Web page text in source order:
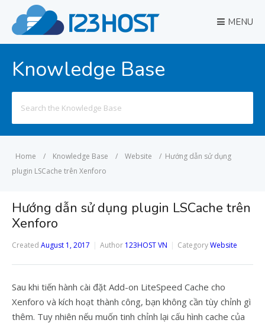
MENU
Knowledge Base
for:
Home / Knowledge Base / Website / Hướng dẫn sử dụng
plugin LSCache trên Xenforo
Hướng dẫn sử dụng plugin LSCache trên
Xenforo
Created August 1, 2017 Author 123HOST VN CategoryWebsite
Sau khi tiến hành cài đặt Add-on LiteSpeed Cache cho
Xenforo và kích hoạt thành công, bạn không cần tùy chỉnh gì
thêm. Tuy nhiên nếu muốn tinh chỉnh lại cấu hình cache của